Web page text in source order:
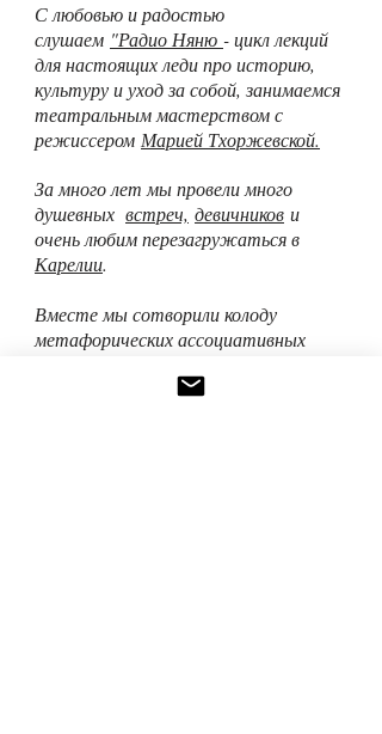
С любовью и радостью
слушаем "Радио Няню - цикл лекций
для настоящих леди про историю,
культуру и уход за собой, занимаемся
театральным мастерством с
режиссером Марией Тхоржевской.
За много лет мы провели много
душевных встреч, девичников и
очень любим перезагружаться в
Карелии.
Вместе мы сотворили колоду
метафорических ассоциативных
клуба придумывали свою